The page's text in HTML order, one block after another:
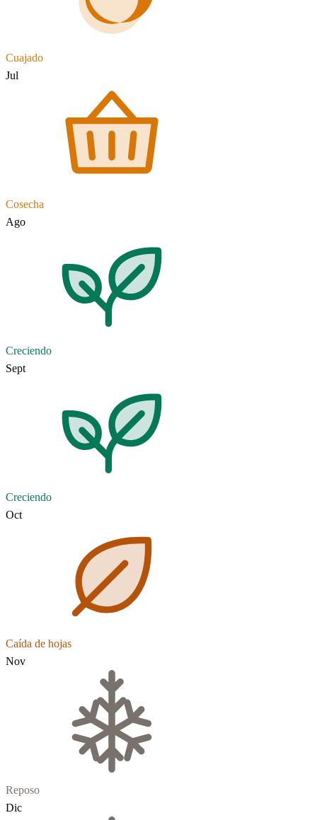
Cuajado
Jul
Cosecha
Ago
Creciendo
Sept
Creciendo
Oct
Caída de hojas
Nov
Reposo
Dic